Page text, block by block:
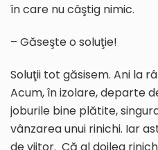
în care nu câştig nimic.
– Găseşte o soluţie!
Soluţii tot găsisem. Ani la
Acum, în izolare, departe
joburile bine plătite,
vânzarea unui rinichi. Iar
de viitor. Că al doilea